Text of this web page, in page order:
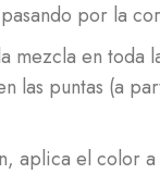
por la
mezcla en toda
las puntas (a
aplica el color a